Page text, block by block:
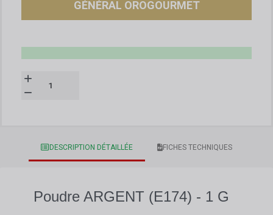
GÉNÉRAL OROGOURMET
DESCRIPTION DÉTAILLÉE FICHES TECHNIQUES
Poudre ARGENT (E174) - 1 G